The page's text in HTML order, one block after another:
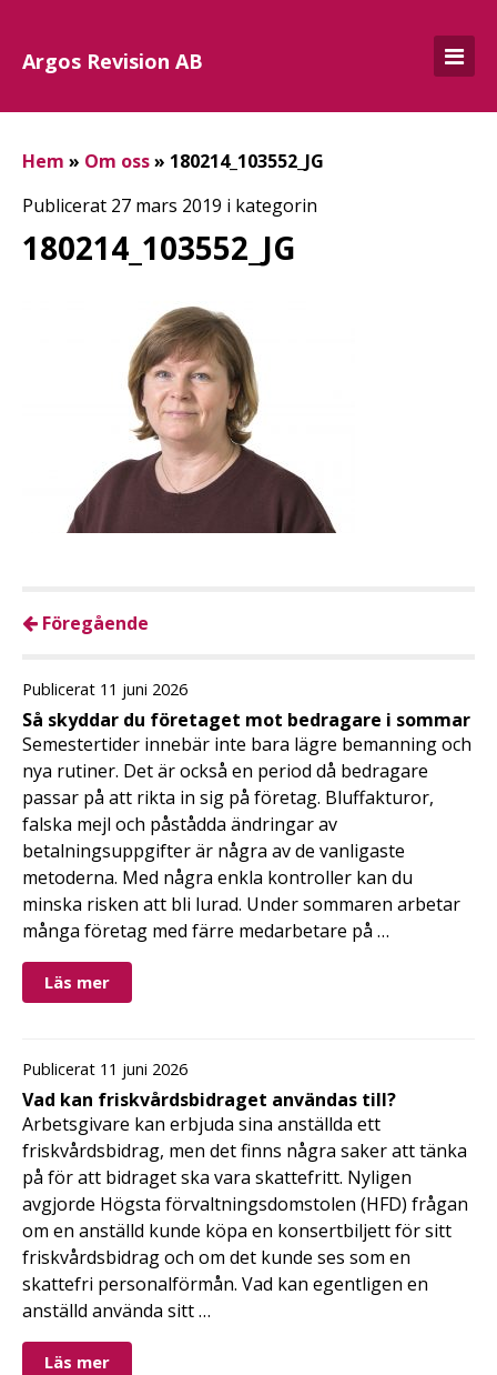
Argos Revision AB
Hem » Om oss» 180214_103552_JG
Publicerat 27 mars 2019 i kategorin
180214_103552_JG
Föregående
Publicerat 11 juni 2026
Så skyddar du företaget mot bedragare i sommar
Semestertider innebär inte bara lägre bemanning och
nya rutiner. Det är också en period då bedragare
passar på att rikta in sig på företag. Bluffakturor,
falska mejl och påstådda ändringar av
betalningsuppgifter är några av de vanligaste
metoderna. Med några enkla kontroller kan du
minska risken att bli lurad. Under sommaren arbetar
många företag med färre medarbetare på …
Läs mer
Publicerat 11 juni 2026
Vad kan friskvårdsbidraget användas till?
Arbetsgivare kan erbjuda sina anställda ett
friskvårdsbidrag, men det finns några saker att tänka
på för att bidraget ska vara skattefritt. Nyligen
avgjorde Högsta förvaltningsdomstolen (HFD) frågan
om en anställd kunde köpa en konsertbiljett för sitt
friskvårdsbidrag och om det kunde ses som en
skattefri personalförmån. Vad kan egentligen en
anställd använda sitt …
Läs mer